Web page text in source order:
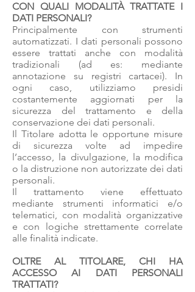
CON QUALI MODALITÀ TRATTATE I
DATI PERSONALI?
Principalmente con strumenti
automatizzati. I dati personali possono
essere trattati anche con modalità
tradizionali (ad es: mediante
annotazione su registri cartacei). In
ogni caso, utilizziamo presidi
costantemente aggiornati per la
sicurezza del trattamento e della
conservazione dei dati personali.
Il Titolare adotta le opportune misure
di sicurezza volte ad impedire
l’accesso, la divulgazione, la modifica
o la distruzione non autorizzate dei dati
personali.
Il trattamento viene effettuato
mediante strumenti informatici e/o
telematici, con modalità organizzative
e con logiche strettamente correlate
alle finalità indicate.
OLTRE AL TITOLARE, CHI HA
ACCESSO AI DATI PERSONALI
TRATTATI?